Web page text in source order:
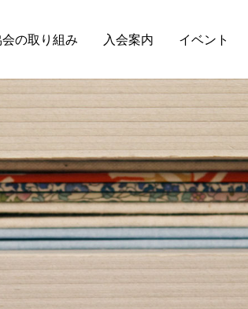
会の取り組み 入会案内 イベント